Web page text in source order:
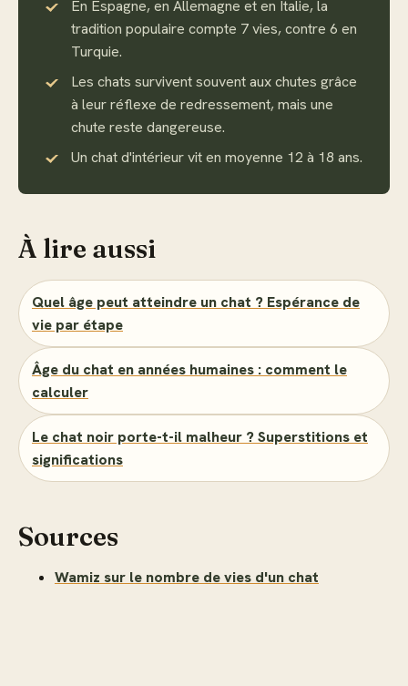
En Espagne, en Allemagne et en Italie, la
tradition populaire compte 7 vies, contre 6 en
Turquie.
Les chats survivent souvent aux chutes grâce
à leur réflexe de redressement, mais une
chute reste dangereuse.
Un chat d'intérieur vit en moyenne 12 à 18 ans.
À lire aussi
Quel âge peut atteindre un chat ? Espérance de
vie par étape
Âge du chat en années humaines : comment le
calculer
Le chat noir porte-t-il malheur ? Superstitions et
significations
Sources
Wamiz sur le nombre de vies d'un chat